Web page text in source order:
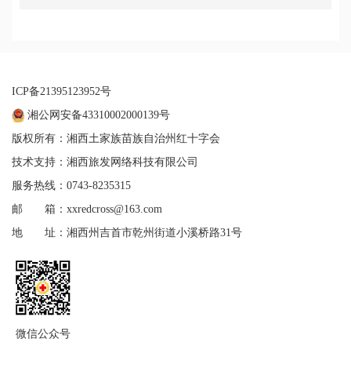
ICP备21395123952号
湘公网安备43310002000139号
版权所有：湘西土家族苗族自治州红十字会
技术支持：湘西旅发网络科技有限公司
服务热线：0743-8235315
邮 箱：xxredcross@163.com
地 址：湘西州吉首市乾州街道小溪桥路31号
微信公众号